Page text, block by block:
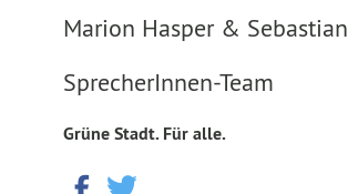
Marion Hasper &
SprecherInnen-Team
Grüne Stadt. Für alle.